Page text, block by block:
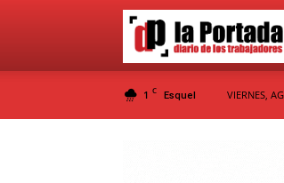
1 C Esquel VIERNES,